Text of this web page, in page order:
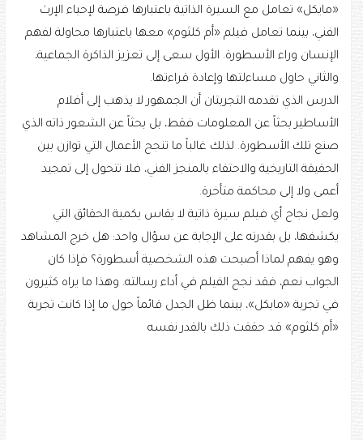
«مايكل» تعامل مع السيرة الذاتية باعتبارها فرصة لإحياء الإرث
الفني، بينما تعامل فيلم «أم كلثوم» معها باعتبارها محاولة لفهم
الإنسان وراء الأسطورة. الأول سعى إلى تعزيز الذاكرة الجماعية،
والثاني حاول مساءلتها وإعادة قراءتها.
الدرس الذي تقدمه التجربتان أن الجمهور لا يذهب إلى أفلام
الأساطير بحثاً عن المعلومات فقط، بل بحثاً عن الشعور ذاته الذي
صنع تلك الأسطورة. لذلك غالباً ما تنجح الأعمال التي توازن بين
الحقيقة التاريخية والاحتفاء بالمنجز الفني، فلا تتحول إلى تمجيد
أعمى ولا إلى محاكمة متأخرة.
ولعل نجاح أي فيلم سيرة ذاتية لا يقاس بكمية الحقائق التي
يكشفها، بل بقدرته على الإجابة عن سؤال واحد: هل خرج المشاهد
وهو يفهم لماذا أصبحت هذه الشخصية أسطورة؟ فإذا كان
الجواب نعم، فقد نجح الفيلم في أداء رسالته. وهذا ما يراه كثيرون
في تجربة «مايكل»، بينما ظل الجدل قائماً حول ما إذا كانت تجربة
«أم كلثوم» قد حققت ذلك بالقدر نفسه